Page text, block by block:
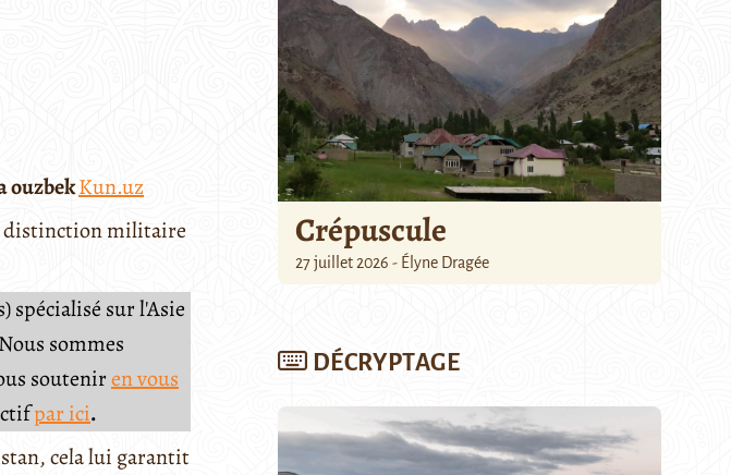
ouzbekKun.uz
distinction militaire
spécialisé sur l'Asie
sommes
souteniren vous
par ici.
cela lui garantit
Crépuscule
27 juillet 2026 - Élyne Dragée
DÉCRYPTAGE